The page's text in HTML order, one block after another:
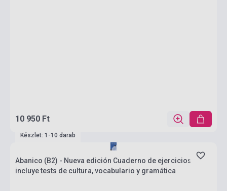
10 950 Ft
Készlet: 1-10 darab
Abanico (B2) - Nueva edición Cuaderno de ejercicios
incluye tests de cultura, vocabulario y gramática